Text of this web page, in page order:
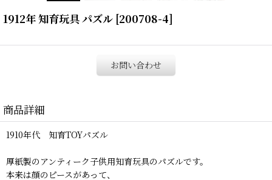
1912年 知育玩具 パズル [200708-4]
お問い合わせ
商品詳細
1910年代 知育TOYパズル
厚紙製のアンティーク子供用知育玩具のパズルです。
本来は顔のピースがあって、